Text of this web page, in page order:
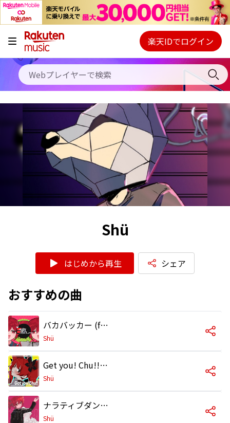
キャンペーン
料金プラン
使い方
初回30日間無料お試し
Webプレイヤー
ご契約内容の確認・変更
楽天IDでログイン
Shü
はじめから再生 シェア
おすすめの曲
バカバッカー (feat. 重音テト)
Shü
Get you! Chu!! (feat. 重音テト)
Shü
ナラティブダンス (feat. 重音テト)
Shü